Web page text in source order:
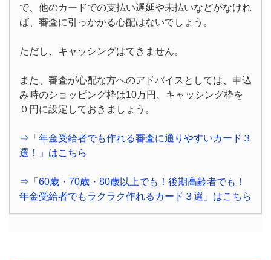
で、他のカードでの支払い遅延や未払いなどがなけれ
ば、審査に引っかかる心配はないでしょう。
ただし、キャッシングはできません。
また、審査が心配な方へのアドバイスとしては、申込
み時のショッピング枠は10万円、キャッシング枠を
０円に設定しておきましょう。
⇒「年金受給者でも作れる審査に通りやすいカード３
選！」はこちら
⇒「60歳・70歳・80歳以上でも！後期高齢者でも！
年金受給者でもラクラク作れるカード３選」はこちら